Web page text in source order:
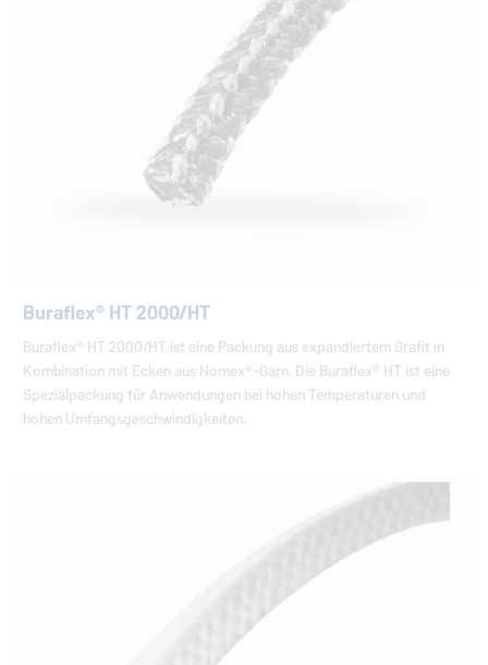
Buraflex® HT 2000/HT
Buraflex® HT 2000/HT ist eine Packung aus expandiertem Grafit in
Kombination mit Ecken aus Nomex®-Garn. Die Buraflex® HT ist eine
Spezialpackung für Anwendungen bei hohen Temperaturen und
hohen Umfangsgeschwindigkeiten.